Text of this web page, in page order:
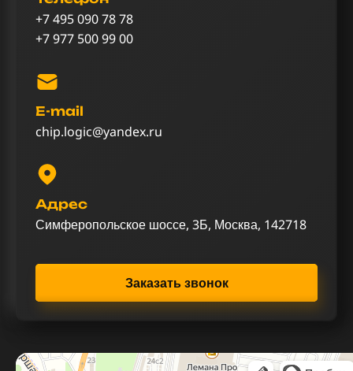
+7 495 090 78 78
+7 977 500 99 00
E-mail
chip.logic@yandex.ru
Адрес
Симферопольское шоссе, 3Б, Москва, 142718
Заказать звонок